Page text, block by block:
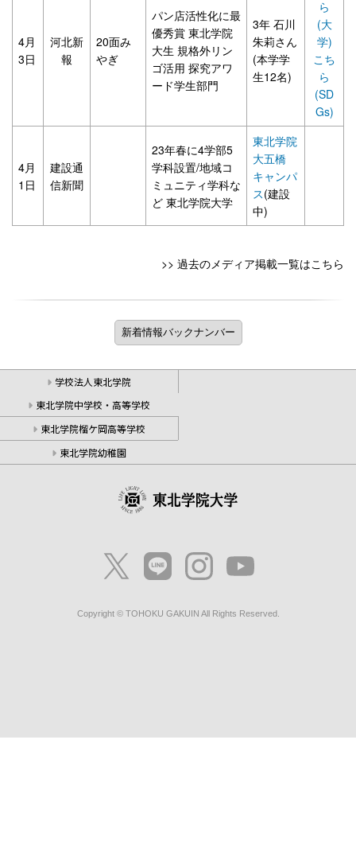
4月
3日
河北新
報
20面み
やぎ
パン店活性化に最
優秀賞 東北学院
大生 規格外リン
ゴ活用 探究アワ
ード学生部門
3年 石川
朱莉さん
(本学学
生12名)
ら
(大
学)
こち
ら
(SD
Gs)
4月
1日
建設通
信新聞
23年春に4学部5
学科設置/地域コ
ミュニティ学科な
ど 東北学院大学
東北学院
大五橋
キャンパ
ス(建設
中)
>> 過去のメディア掲載一覧はこちら
学校法人東北学院
東北学院中学校・高等学校
東北学院榴ケ岡高等学校
東北学院幼稚園
Copyright © TOHOKU GAKUIN All Rights Reserved.